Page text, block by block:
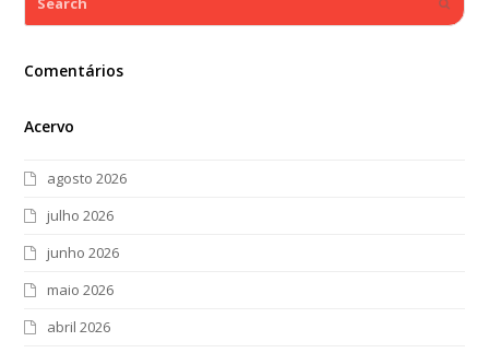
Comentários
Acervo
agosto 2026
julho 2026
junho 2026
maio 2026
abril 2026